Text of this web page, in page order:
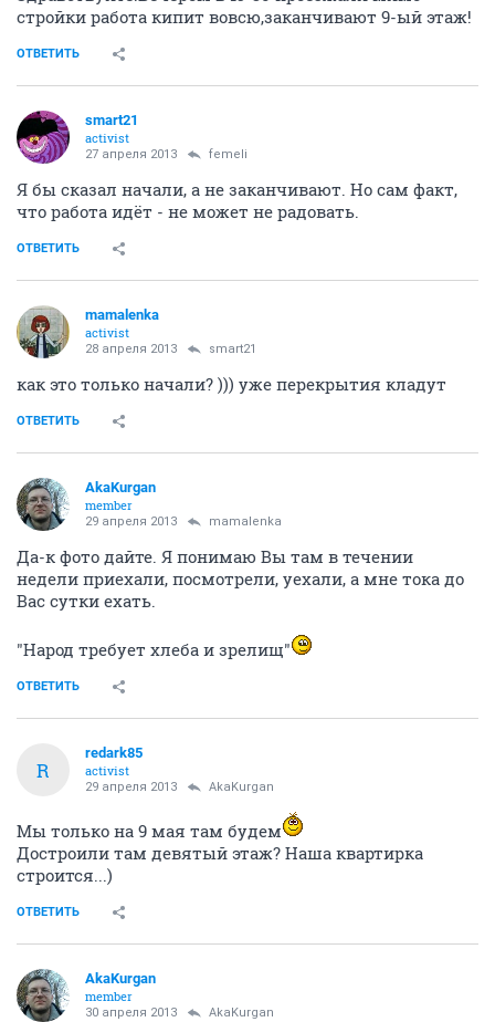
стройки работа кипит вовсю,заканчивают 9-ый этаж!
ОТВЕТИТЬ
smart21
activist
27 апреля 2013 femeli
Я бы сказал начали, а не заканчивают. Но сам факт,
что работа идёт - не может не радовать.
ОТВЕТИТЬ
mamalenka
activist
28 апреля 2013 smart21
как это только начали? ))) уже перекрытия кладут
ОТВЕТИТЬ
AkaKurgan
member
29 апреля 2013 mamalenka
Да-к фото дайте. Я понимаю Вы там в течении
недели приехали, посмотрели, уехали, а мне тока до
Вас сутки ехать.
"Народ требует хлеба и зрелищ"
ОТВЕТИТЬ
R
redark85
activist
29 апреля 2013 AkaKurgan
Мы только на 9 мая там будем
Достроили там девятый этаж? Наша квартирка
строится...)
ОТВЕТИТЬ
AkaKurgan
member
30 апреля 2013 AkaKurgan